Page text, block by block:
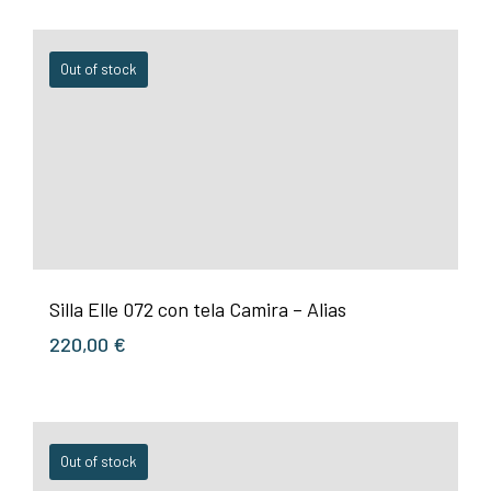
Out of stock
Silla Elle 072 con tela Camira – Alias
220,00 €
Out of stock